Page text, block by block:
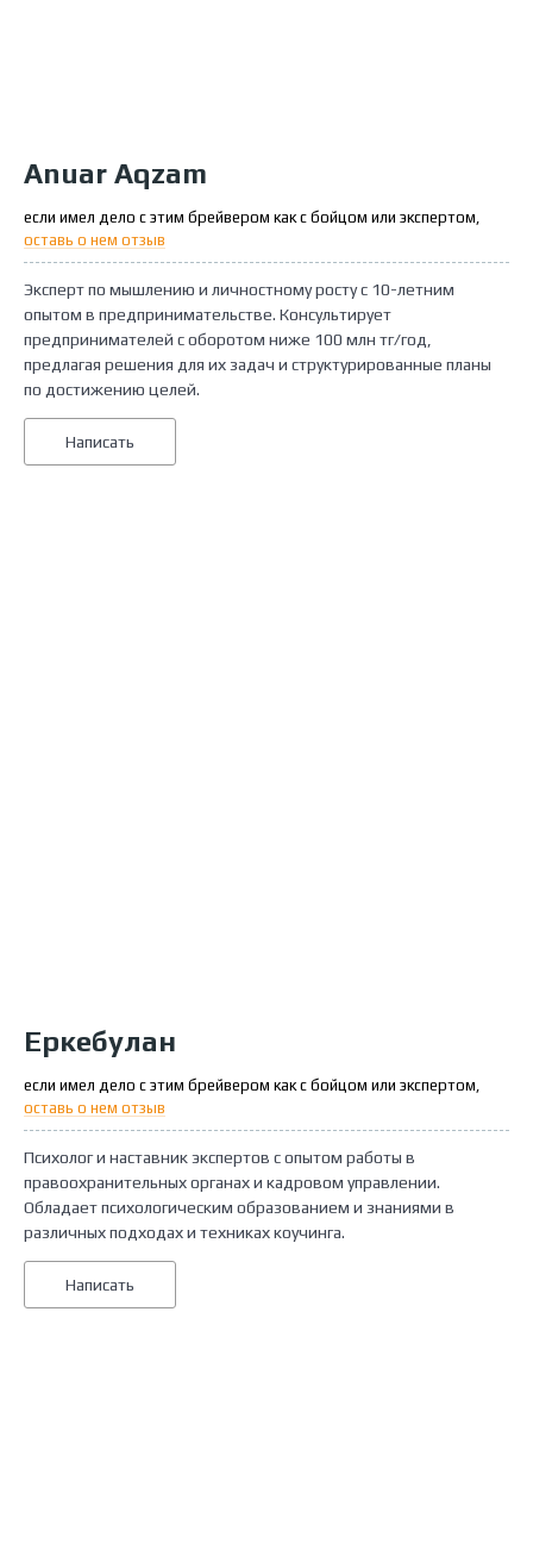
Anuar Aqzam
если имел дело с этим брейвером как с бойцом или экспертом,
оставь о нем отзыв
Эксперт по мышлению и личностному росту с 10-летним
опытом в предпринимательстве. Консультирует
предпринимателей с оборотом ниже 100 млн тг/год,
предлагая решения для их задач и структурированные планы
по достижению целей.
Написать
Еркебулан
если имел дело с этим брейвером как с бойцом или экспертом,
оставь о нем отзыв
Психолог и наставник экспертов с опытом работы в
правоохранительных органах и кадровом управлении.
Обладает психологическим образованием и знаниями в
различных подходах и техниках коучинга.
Написать